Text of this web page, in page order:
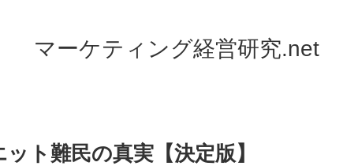
マーケティング経営研究.net
ト難民の真実【決定版】